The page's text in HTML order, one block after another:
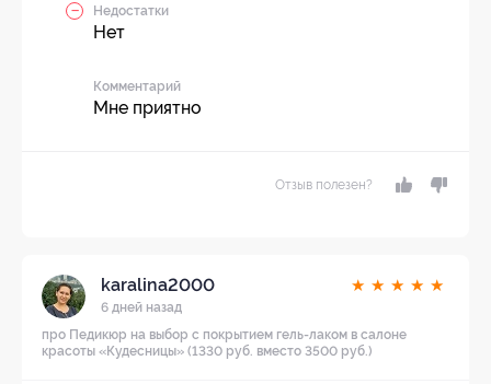
Недостатки
Нет
Комментарий
Мне приятно
Отзыв полезен?
karalina2000
6 дней назад
★ ★ ★ ★ ★
про Педикюр на выбор с покрытием гель-лаком в салоне
красоты «Кудесницы» (1330 руб. вместо 3500 руб.)